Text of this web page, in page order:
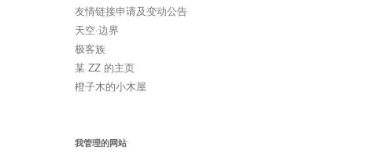
友情链接申请及变动公告
天空·边界
极客族
某 ZZ 的主页
橙子木的小木屋
我管理的网站